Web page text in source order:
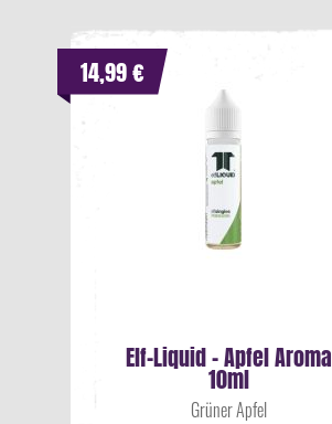
Elf-Liquid - Apfel Aroma
10ml
Grüner Apfel
14,99 €